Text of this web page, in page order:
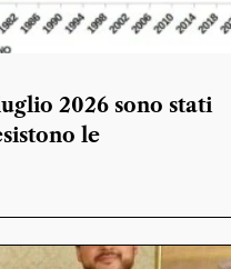
2026 sono stati
le